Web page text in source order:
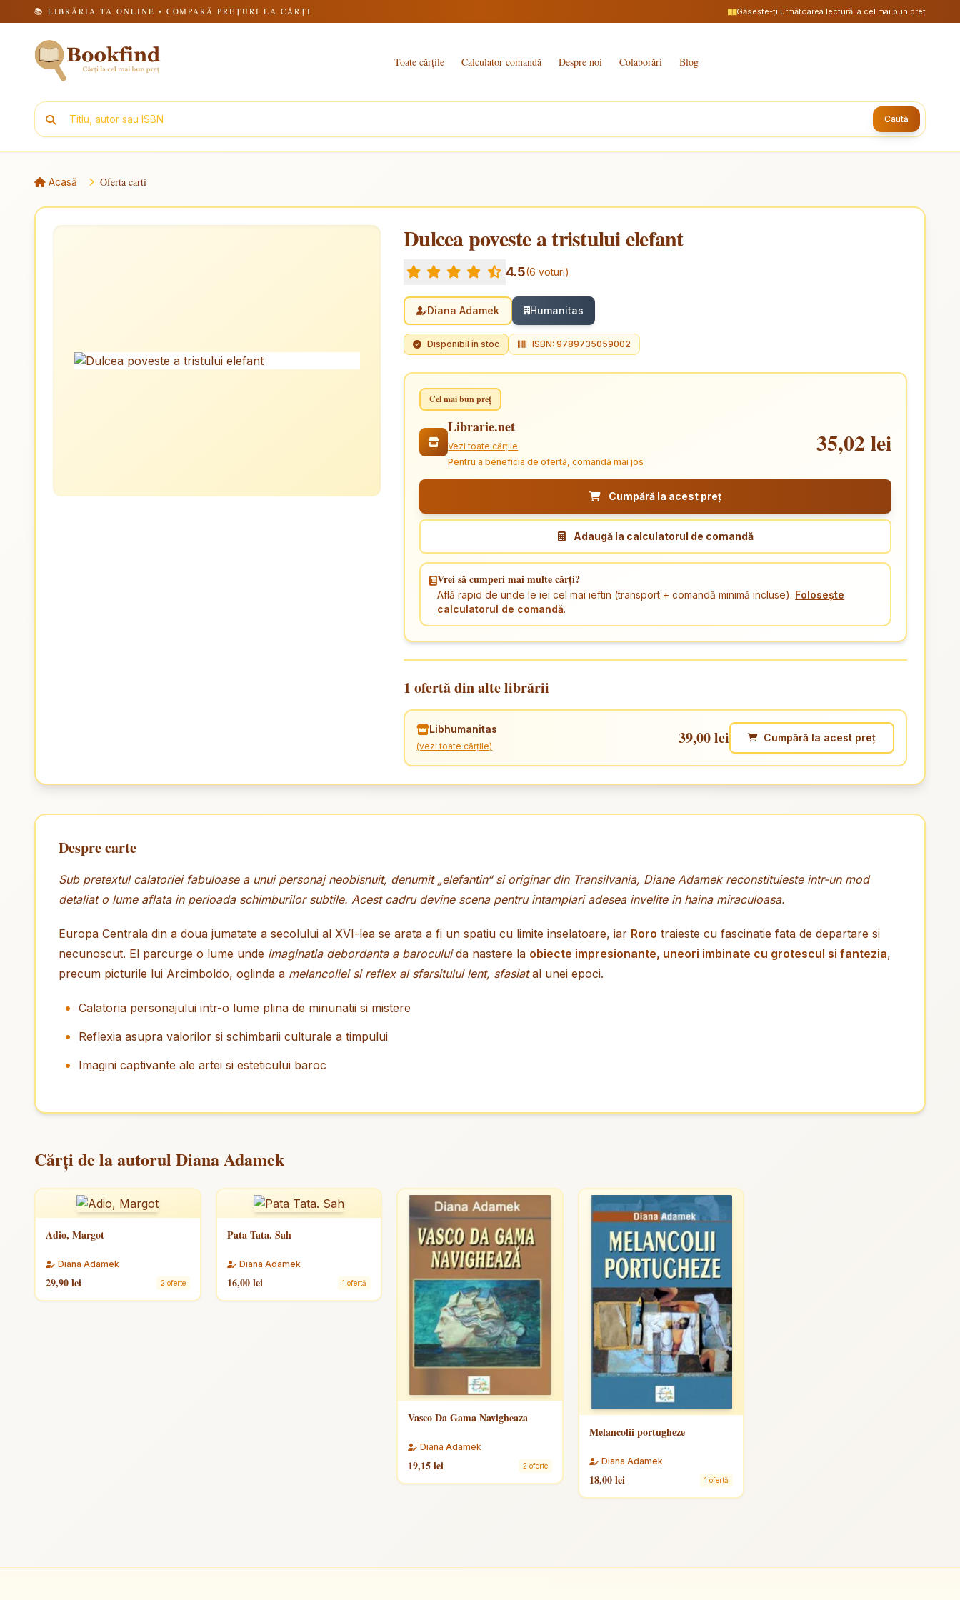
📚 LIBRĂRIA TA ONLINE • COMPARĂ PREȚURI LA CĂRȚI Găsește-ți următoarea lectură la cel mai bun preț
Toate cărțile Calculator comandă Despre noi Colaborări Blog
Caută
Acasă Oferta carti
Dulcea poveste a tristului elefant
4.5(6 voturi)
Diana Adamek Humanitas
Disponibil în stoc ISBN: 9789735059002
Cel mai bun preț
Librarie.net
Vezi toate cărțile
Pentru a beneficia de ofertă, comandă mai jos
35,02 lei
Cumpără la acest preț
Adaugă la calculatorul de comandă
Vrei să cumperi mai multe cărți?
Află rapid de unde le iei cel mai ieftin (transport + comandă minimă incluse). Folosește
calculatorul de comandă.
1 ofertă din alte librării
Libhumanitas
(vezi toate cărțile) 39,00 lei Cumpără la acest preț
Despre carte
Sub pretextul calatoriei fabuloase a unui personaj neobisnuit, denumit „elefantin“ si originar din Transilvania, Diane Adamek reconstituieste intr-un mod
detaliat o lume aflata in perioada schimburilor subtile. Acest cadru devine scena pentru intamplari adesea invelite in haina miraculoasa.
Europa Centrala din a doua jumatate a secolului al XVI-lea se arata a fi un spatiu cu limite inselatoare, iar Roro traieste cu fascinatie fata de departare si
necunoscut. El parcurge o lume unde imaginatia debordanta a baroculuida nastere la obiecte impresionante, uneori imbinate cu grotescul si fantezia,
precum picturile lui Arcimboldo, oglinda a melancoliei si reflex al sfarsitului lent, sfasiatal unei epoci.
Calatoria personajului intr-o lume plina de minunatii si mistere
Reflexia asupra valorilor si schimbarii culturale a timpului
Imagini captivante ale artei si esteticului baroc
Cărți de la autorul Diana Adamek
Adio, Margot
Diana Adamek
29,90 lei 2 oferte
Pata Tata. Sah
Diana Adamek
16,00 lei 1 ofertă
Vasco Da Gama Navigheaza
Diana Adamek
19,15 lei 2 oferte
Melancolii portugheze
Diana Adamek
18,00 lei 1 ofertă